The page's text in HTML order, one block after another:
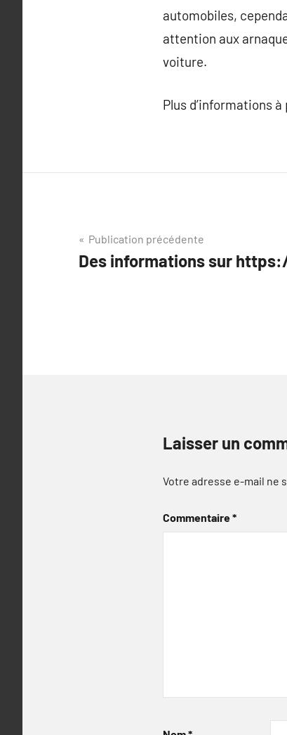
automobiles,
attention aux
voiture.
Plus d’informations à
Navigation
de
Publication précédente
Des informations sur
Laisser un
Votre adresse e-mail ne
Commentaire*